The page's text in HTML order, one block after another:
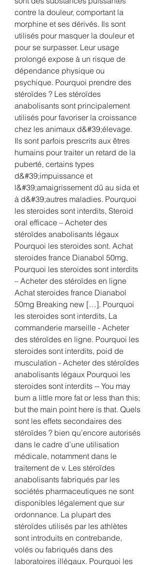
contre la douleur, comportant la
morphine et ses dérivés. Ils sont
utilisés pour masquer la douleur et
pour se surpasser. Leur usage
prolongé expose à un risque de
dépendance physique ou
psychique. Pourquoi prendre des
stéroïdes ? Les stéroïdes
anabolisants sont principalement
utilisés pour favoriser la croissance
chez les animaux d&#39;élevage.
Ils sont parfois prescrits aux êtres
humains pour traiter un retard de la
puberté, certains types
d&#39;impuissance et
l&#39;amaigrissement dû au sida et
à d&#39;autres maladies. Pourquoi
les steroides sont interdits, Steroid
oral efficace – Acheter des
stéroïdes anabolisants légaux
Pourquoi les steroides sont. Achat
steroides france Dianabol 50mg,
Pourquoi les steroides sont interdits
– Acheter des stéroïdes en ligne
Achat steroides france Dianabol
50mg Breaking new […]. Pourquoi
les steroides sont interdits, La
commanderie marseille - Acheter
des stéroïdes en ligne. Pourquoi les
steroides sont interdits, poid de
musculation - Acheter des stéroïdes
anabolisants légaux Pourquoi les
steroides sont interdits -- You may
burn a little more fat or less than this;
but the main point here is that. Quels
sont les effets secondaires des
stéroïdes ? bien qu’encore autorisés
dans le cadre d’une utilisation
médicale, notamment dans le
traitement de v. Les stéroïdes
anabolisants fabriqués par les
sociétés pharmaceutiques ne sont
disponibles légalement que sur
ordonnance. La plupart des
stéroïdes utilisés par les athlètes
sont introduits en contrebande,
volés ou fabriqués dans des
laboratoires illégaux. Pourquoi les